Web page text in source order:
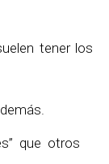
tener los
que otros